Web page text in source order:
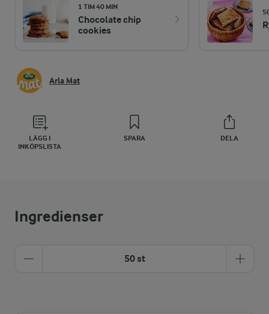
1 TIM 40 MIN
Chocolate chip
cookies
Arla Mat
LÄGG I
INKÖPSLISTA
SPARA DELA
Ingredienser
50 st